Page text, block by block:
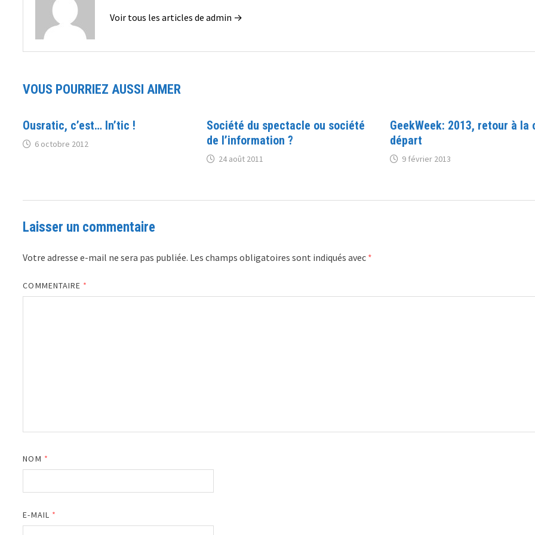
Voir tous les articles de admin →
VOUS POURRIEZ AUSSI AIMER
Ousratic, c’est… In’tic !
6 octobre 2012
Société du spectacle ou société
de l’information ?
24 août 2011
GeekWeek: 2013, retour à la
départ
9 février 2013
Laisser un commentaire
Votre adresse e-mail ne sera pas publiée. Les champs obligatoires sont indiqués avec *
COMMENTAIRE *
NOM *
E-MAIL *